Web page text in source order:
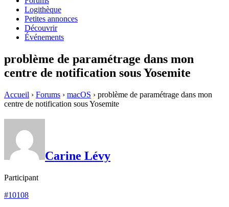
Logithèque
Petites annonces
Découvrir
Événements
problème de paramétrage dans mon
centre de notification sous Yosemite
Accueil › Forums › macOS › problème de paramétrage dans mon
centre de notification sous Yosemite
Carine Lévy
Participant
#10108